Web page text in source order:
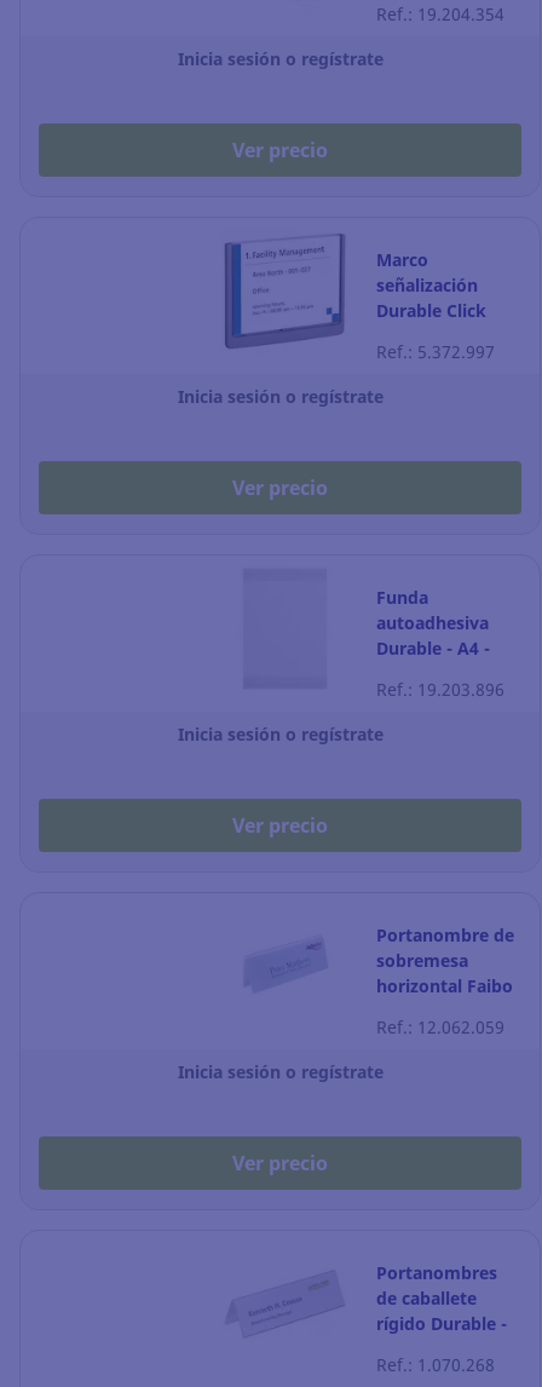
Ref.: 19.204.354
Inicia sesión o regístrate
Ver precio
Marco
señalización
Durable Click
Ref.: 5.372.997
Inicia sesión o regístrate
Ver precio
Funda
autoadhesiva
Durable - A4 -
Ref.: 19.203.896
Inicia sesión o regístrate
Ver precio
Portanombre de
sobremesa
horizontal Faibo
mm
Ref.: 12.062.059
Inicia sesión o regístrate
Ver precio
Portanombres
de caballete
rígido Durable -
Pack de 25
Ref.: 1.070.268